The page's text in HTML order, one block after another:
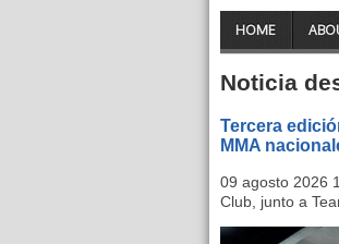
HOME
Noticia
Tercera
MMA
09 agosto 2026
Club, junto a